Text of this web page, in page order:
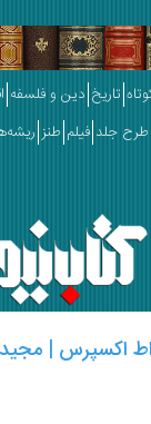
تاریخ دین و فلسفه
طرح جلد فیلم طنز
اکسپرس | مجید